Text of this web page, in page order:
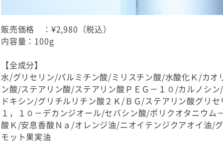
販売価格 ：¥2,980（税込）
内容量：100g
【全成分】
水​/グリセリン​/パルミチン酸​/ミリスチン酸​/水酸化Ｋ​/カ
ン酸​/ステアリン酸​/ステアリン酸ＰＥＧ－１０​/カルノシ
ドキシン​/グリチルリチン酸２Ｋ​/ＢＧ​/ステアリン酸グリ
１，１０－デカンジオール​/セバシン酸​/ポリクオタニウ
酸Ｋ​/安息香酸Ｎａ​/オレンジ油/ニオイテンジクアオイ油​/
モット果実油​